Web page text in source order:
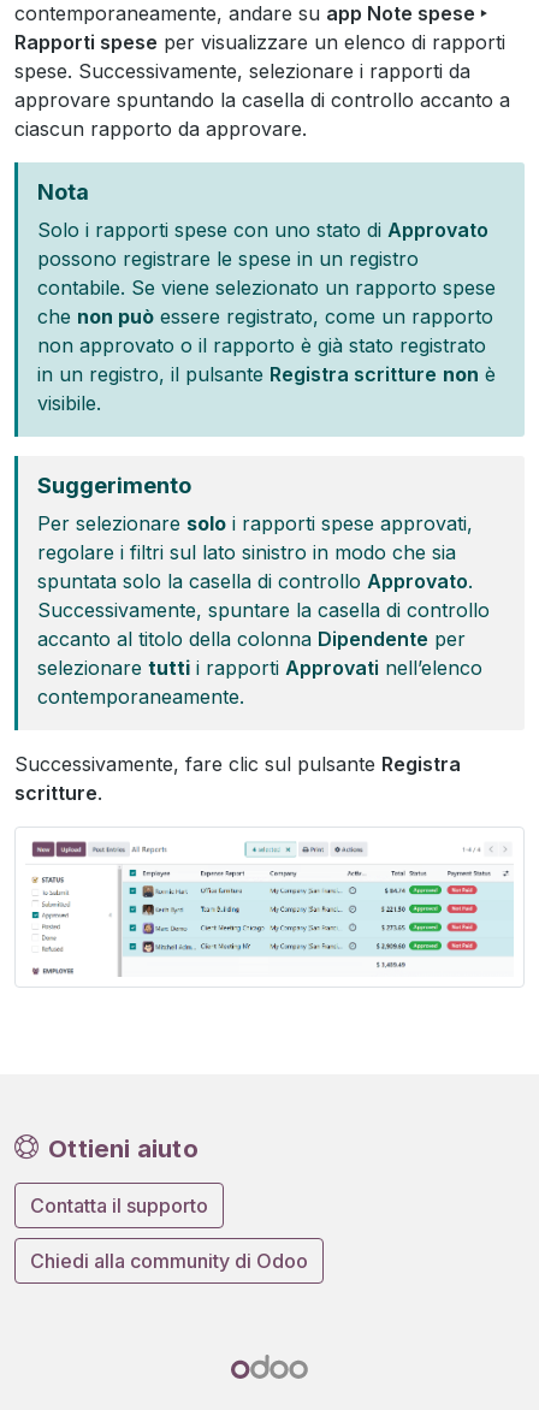
contemporaneamente, andare su app Note spese ‣
Rapporti spese per visualizzare un elenco di rapporti
spese. Successivamente, selezionare i rapporti da
approvare spuntando la casella di controllo accanto a
ciascun rapporto da approvare.
Nota
Solo i rapporti spese con uno stato di Approvato
possono registrare le spese in un registro
contabile. Se viene selezionato un rapporto spese
che non può essere registrato, come un rapporto
non approvato o il rapporto è già stato registrato
in un registro, il pulsante Registra scritture non è
visibile.
Suggerimento
Per selezionare solo i rapporti spese approvati,
regolare i filtri sul lato sinistro in modo che sia
spuntata solo la casella di controllo Approvato.
Successivamente, spuntare la casella di controllo
accanto al titolo della colonna Dipendente per
selezionare tutti i rapporti Approvati nell’elenco
contemporaneamente.
Successivamente, fare clic sul pulsante Registra
scritture.
Ottieni aiuto
Contatta il supporto
Chiedi alla community di Odoo